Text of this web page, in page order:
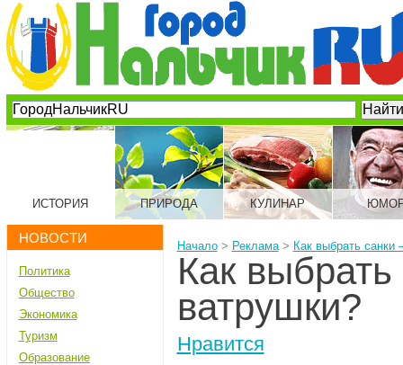
ИСТОРИЯ ПРИРОДА КУЛИНАР
НОВОСТИ
Политика
Общество
Экономика
Туризм
Образование
Начало> Реклама> Как выбрать санки
Как выбрать
ватрушки?
Нравится